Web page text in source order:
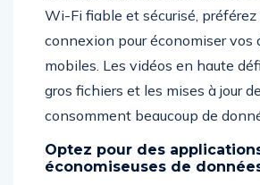
Wi-Fi fiable et sécurisé,
connexion pour économiser vos
mobiles. Les vidéos en haute
gros fichiers et les mises à jour
consomment beaucoup de
Optez pour des
économiseuses de